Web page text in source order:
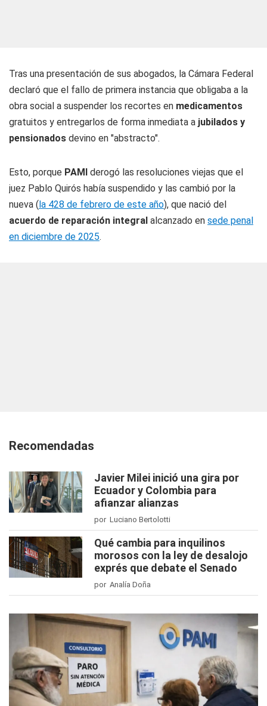
Tras una presentación de sus abogados, la Cámara Federal
declaró que el fallo de primera instancia que obligaba a la
obra social a suspender los recortes en medicamentos
gratuitos y entregarlos de forma inmediata a jubilados y
pensionados devino en "abstracto".
Esto, porque PAMI derogó las resoluciones viejas que el
juez Pablo Quirós había suspendido y las cambió por la
nueva (la 428 de febrero de este año), que nació del
acuerdo de reparación integral alcanzado en sede penal
en diciembre de 2025.
Recomendadas
Javier Milei inició una gira por
Ecuador y Colombia para
afianzar alianzas
por Luciano Bertolotti
Qué cambia para inquilinos
morosos con la ley de desalojo
exprés que debate el Senado
por Analía Doña